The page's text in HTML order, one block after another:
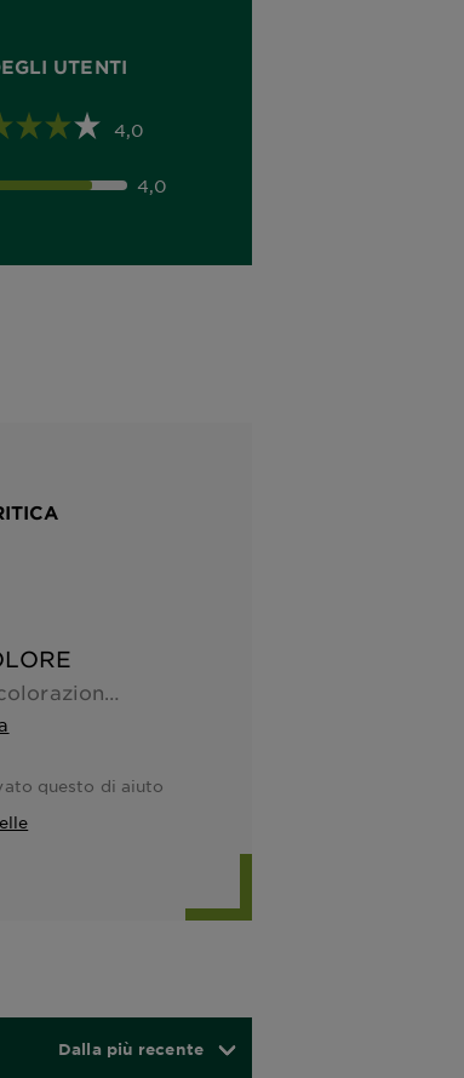
UTENTI
4,0
4,0
Veloce e coprente. La colorazione "Biondo" è un castano-chiaro ...
questo di aiuto
Dalla più recente